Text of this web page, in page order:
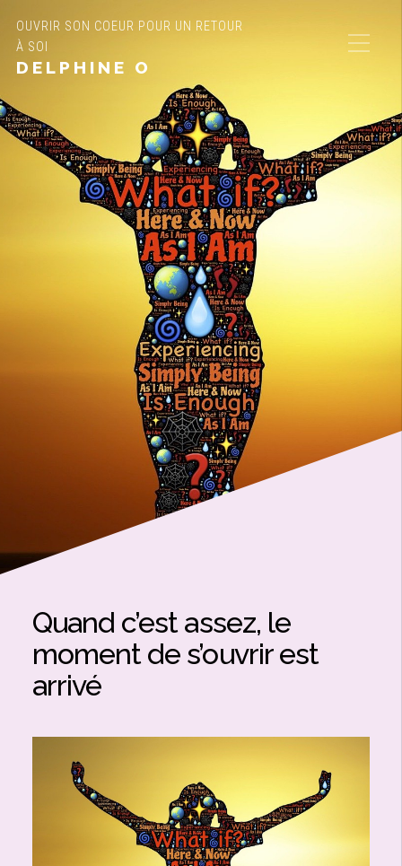
OUVRIR SON COEUR POUR UN RETOUR
À SOI
DELPHINE O
Quand c’est assez, le
moment de s’ouvrir est
arrivé